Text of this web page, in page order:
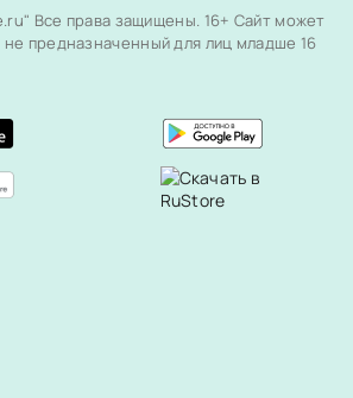
Все права защищены. 16+ Сайт может
предназначенный для лиц младше 16